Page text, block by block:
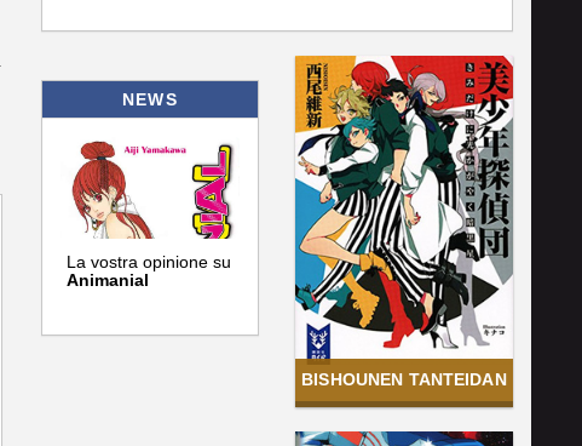
NEWS
La vostra opinione su
Animanial
BISHOUNEN TANTEIDAN